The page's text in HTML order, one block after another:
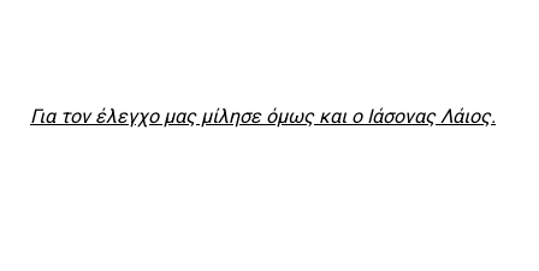
Για τον έλεγχο μας μίλησε όμως και ο Ιάσονας Λάιος.